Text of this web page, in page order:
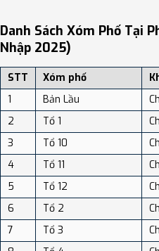
địa điểm tại: VReview.vn - Nền
lịch uy tín tại Việt Nam.
Danh Sách Xóm Phố Tại
Nhập 2025)
STT Xóm phố
1
Bản Lầu
2
Tổ 1
3
Tổ 10
4
Tổ 11
5
Tổ 12
6
Tổ 2
7
Tổ 3